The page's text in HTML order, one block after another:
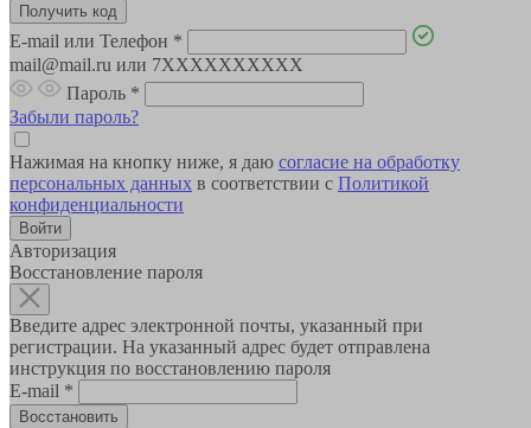
E-mail или Телефон *
mail@mail.ru или 7XXXXXXXXXX
Пароль *
Забыли пароль?
Нажимая на кнопку ниже, я даю согласие на обработку
персональных данных в соответствии с Политикой
конфиденциальности
Авторизация
Восстановление пароля
Введите адрес электронной почты, указанный при
регистрации. На указанный адрес будет отправлена
инструкция по восстановлению пароля
E-mail *